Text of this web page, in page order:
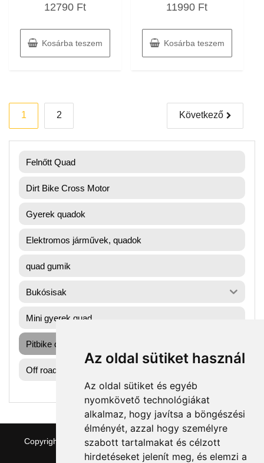
Az oldal sütiket használ
Az oldal sütiket és egyéb
nyomkövető technológiákat
alkalmaz, hogy javítsa a böngészési
élményét, azzal hogy személyre
szabott tartalmakat és célzott
hirdetéseket jelenít meg, és elemzi a
0
12790 Ft
Kosárba teszem
0
11990 Ft
Kosárba teszem
Bejegyzések
lapozása
1 2 Következő
Felnőtt Quad
Dirt Bike Cross Motor
Gyerek quadok
Elektromos járművek, quadok
quad gumik
Bukósisak
Mini gyerek quad
Pitbike dirtbike gumik
Off road motorok
Copyright © 2026 quaddepo.com | Theme:NewStore
ThemeFarmer